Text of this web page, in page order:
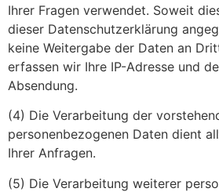
Ihrer Fragen verwendet. Soweit
dieser Datenschutzerklärung
keine Weitergabe der Daten an
erfassen wir Ihre IP-Adresse und
Absendung.
(4) Die Verarbeitung der
personenbezogenen Daten dient
Ihrer Anfragen.
(5) Die Verarbeitung weiterer